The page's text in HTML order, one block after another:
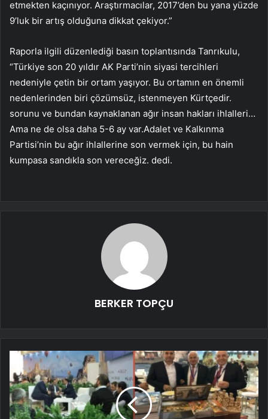
etmekten kaçınıyor. Araştırmacılar, 2017’den bu yana yüzde
9’luk bir artış olduğuna dikkat çekiyor.”
Raporla ilgili düzenlediği basın toplantısında Tanrıkulu,
“Türkiye son 20 yıldır AK Parti’nin siyasi tercihleri ​​
nedeniyle çetin bir ortam yaşıyor. Bu ortamın en önemli
nedenlerinden biri çözümsüz, istenmeyen Kürtçedir.
sorunu ve bundan kaynaklanan ağır insan hakları ihlalleri…
Ama ne de olsa daha 5-6 ay var.Adalet ve Kalkınma
Partisi’nin bu ağır ihlallerine son vermek için, bu hain
kumpasa sandıkla son vereceğiz. dedi.
BERKER TOPÇU